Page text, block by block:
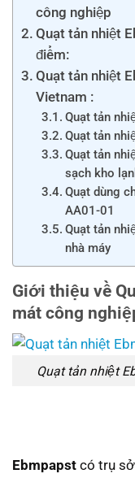
công nghiệp
Quạt tản nhiệt
điểm:
Quạt tản nhiệt
Vietnam :
Quạt tản
Quạt tản
Quạt tản
sạch kho
Quạt dùng
AA01-01
Quạt tản
nhà máy
Giới thiệu về
mát công
Quạt tản nhiệt
Ebmpapst có trụ